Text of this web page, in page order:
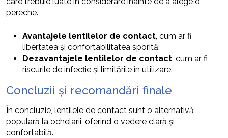
pereche.
Avantajele lentilelor de contact , cum ar fi
libertatea și confortabilitatea sporită;
Dezavantajele lentilelor de contact , cum ar fi
riscurile de infecție și limitările în utilizare.
Concluzii și recomandări finale
În concluzie, lentilele de contact sunt o alternativă
populară la ochelarii, oferind o vedere clară și
confortabilă.